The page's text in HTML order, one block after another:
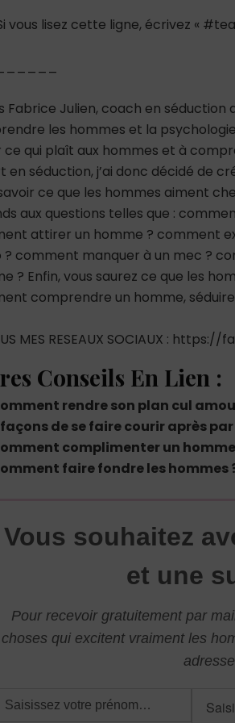
Si vous lisez cette ligne, écrivez «
Fabrice Julien, coach en
les hommes et la
ce qui plaît aux hommes et à
en séduction, j’ai donc décidé de
ce que les hommes aiment
aux questions telles que :
attirer un homme ? comment
? comment manquer à un mec ?
? Enfin, vous saurez ce que les
comprendre un homme,
MES RESEAUX SOCIAUX :
Conseils En Lien :
rendre son plan cul
de se faire courir après
complimenter un
faire fondre les hommes
Vous souhaitez
et une
Pour recevoir gratuitement par
choses qui excitent vraiment les